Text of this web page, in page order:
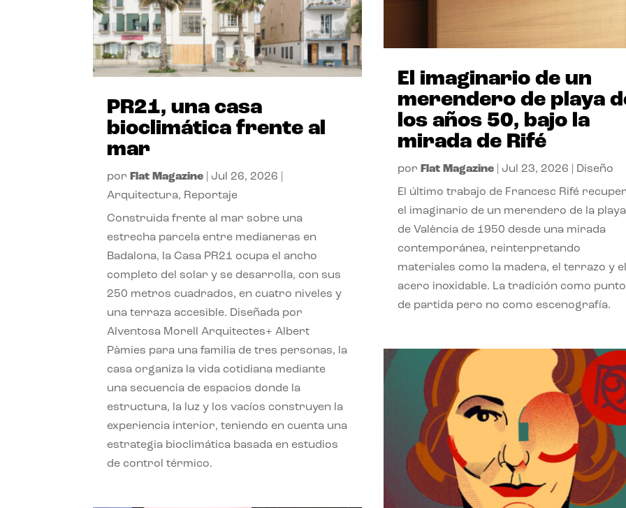
PR21, una casa
bioclimática frente al
mar
por Flat Magazine Jul 26, 2026
Arquitectura, Reportaje
Construida frente al mar sobre una
estrecha parcela entre medianeras en
Badalona, la Casa PR21 ocupa el ancho
completo del solar y se desarrolla, con sus
250 metros cuadrados, en cuatro niveles y
una terraza accesible. Diseñada por
Alventosa Morell Arquitectes+ Albert
Pàmies para una familia de tres personas, la
casa organiza la vida cotidiana mediante
una secuencia de espacios donde la
estructura, la luz y los vacíos construyen la
experiencia interior, teniendo en cuenta una
estrategia bioclimática basada en estudios
de control térmico.
El imaginario de un
merendero de playa
los años 50, bajo la
mirada de Rifé
por Flat Magazine| Jul 23, 2026 Diseño
El último trabajo de Francesc Rifé
el imaginario de un merendero de la playa
de València de 1950 desde una mirada
contemporánea, reinterpretando
materiales como la madera, el terrazo y el
acero inoxidable. La tradición como punto
de partida pero no como escenografía.